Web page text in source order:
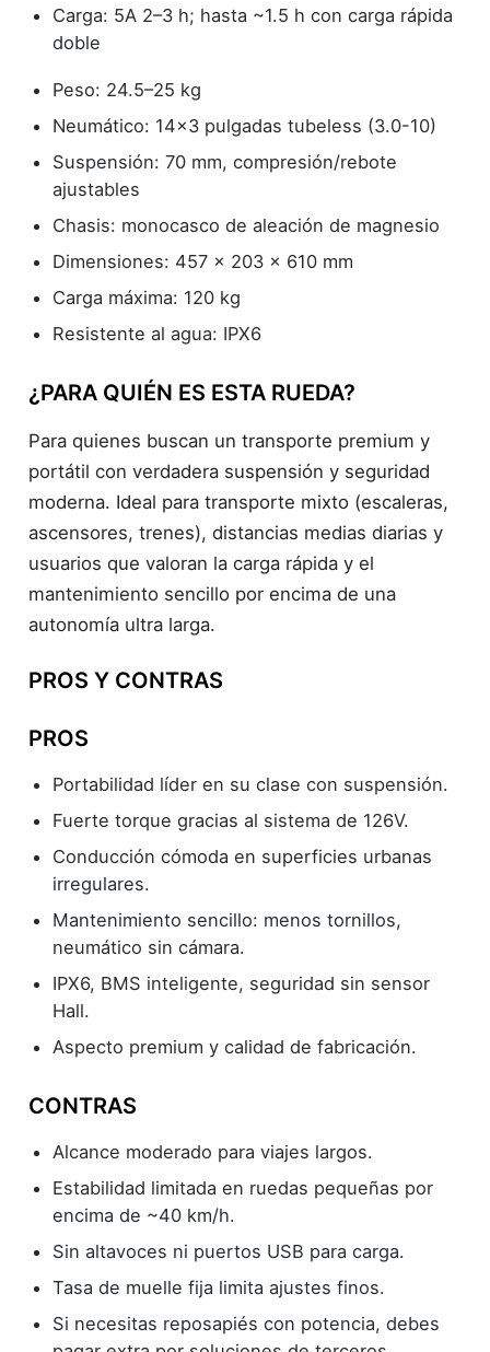
Carga: 5A 2–3 h; hasta ~1.5 h con carga rápida
doble
Peso: 24.5–25 kg
Neumático: 14×3 pulgadas tubeless (3.0-10)
Suspensión: 70 mm, compresión/rebote
ajustables
Chasis: monocasco de aleación de magnesio
Dimensiones: 457 × 203 × 610 mm
Carga máxima: 120 kg
Resistente al agua: IPX6
¿PARA QUIÉN ES ESTA RUEDA?
Para quienes buscan un transporte premium y
portátil con verdadera suspensión y seguridad
moderna. Ideal para transporte mixto (escaleras,
ascensores, trenes), distancias medias diarias y
usuarios que valoran la carga rápida y el
mantenimiento sencillo por encima de una
autonomía ultra larga.
PROS Y CONTRAS
PROS
Portabilidad líder en su clase con suspensión.
Fuerte torque gracias al sistema de 126V.
Conducción cómoda en superficies urbanas
irregulares.
Mantenimiento sencillo: menos tornillos,
neumático sin cámara.
IPX6, BMS inteligente, seguridad sin sensor
Hall.
Aspecto premium y calidad de fabricación.
CONTRAS
Alcance moderado para viajes largos.
Estabilidad limitada en ruedas pequeñas por
encima de ~40 km/h.
Sin altavoces ni puertos USB para carga.
Tasa de muelle fija limita ajustes finos.
Si necesitas reposapiés con potencia, debes